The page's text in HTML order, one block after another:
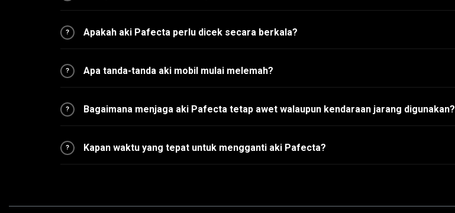
? Apakah aki Pafecta perlu dicek secara berkala?
? Apa tanda-tanda aki mobil mulai melemah?
? Bagaimana menjaga aki Pafecta tetap awet walaupun kendaraan jarang digunakan?
? Kapan waktu yang tepat untuk mengganti aki Pafecta?